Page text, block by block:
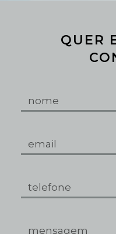
QUER